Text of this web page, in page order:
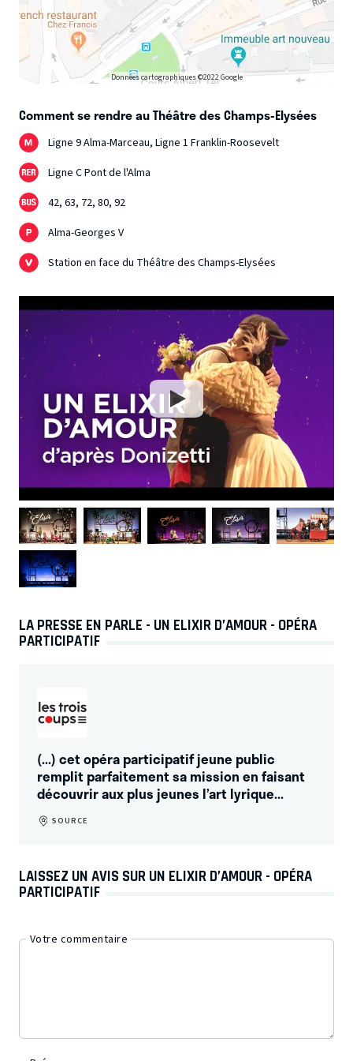
Données cartographiques ©2022 Google
Comment se rendre au Théâtre des Champs-Elysées
Ligne 9 Alma-Marceau, Ligne 1 Franklin-Roosevelt
Ligne C Pont de l'Alma
42, 63, 72, 80, 92
Alma-Georges V
Station en face du Théâtre des Champs-Elysées
LA PRESSE EN PARLE - UN ELIXIR D’AMOUR - OPÉRA
PARTICIPATIF
(...) cet opéra participatif jeune public
remplit parfaitement sa mission en faisant
découvrir aux plus jeunes l’art lyrique...
SOURCE
LAISSEZ UN AVIS SUR UN ELIXIR D’AMOUR - OPÉRA
PARTICIPATIF
Votre commentaire